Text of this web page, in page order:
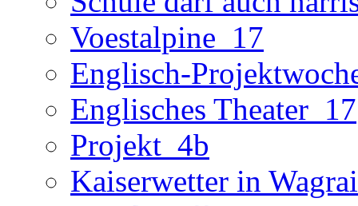
Voestalpine_17
Englisch-
Englisches Theater_17
Projekt_4b
Kaiserwetter in